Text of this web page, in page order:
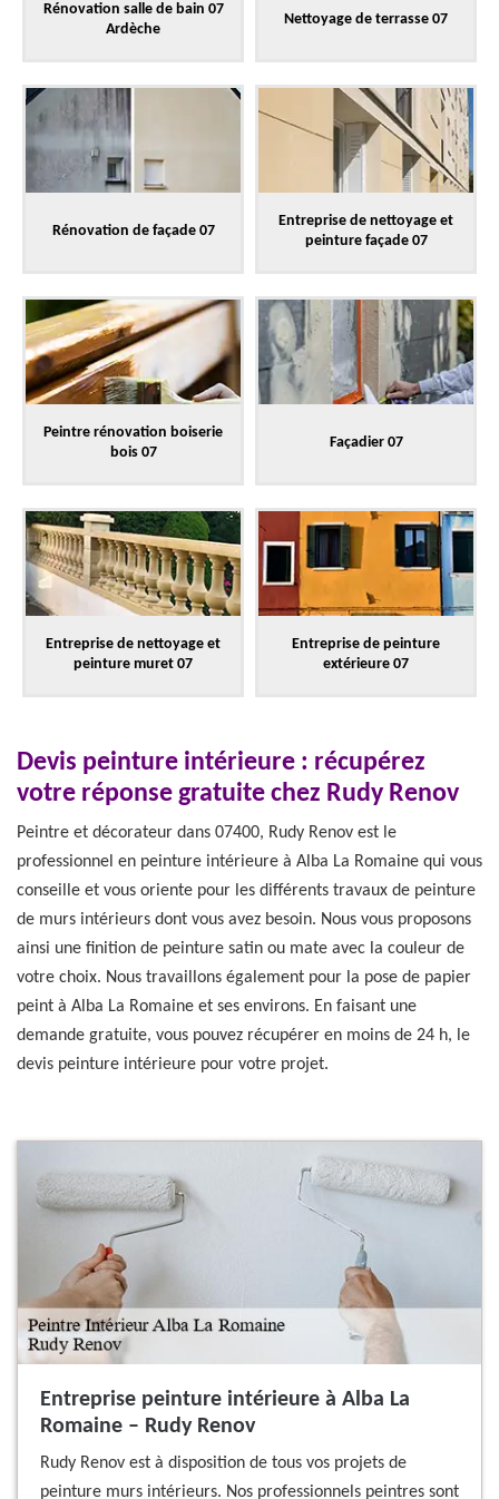
Rénovation salle de bain 07
Ardèche
Nettoyage de terrasse 07
Rénovation de façade 07
Entreprise de nettoyage et
peinture façade 07
Peintre rénovation boiserie
bois 07
Façadier 07
Entreprise de nettoyage et
peinture muret 07
Entreprise de peinture
extérieure 07
Devis peinture intérieure : récupérez
votre réponse gratuite chez Rudy Renov
Peintre et décorateur dans 07400, Rudy Renov est le
professionnel en peinture intérieure à Alba La Romaine qui vous
conseille et vous oriente pour les différents travaux de peinture
de murs intérieurs dont vous avez besoin. Nous vous proposons
ainsi une finition de peinture satin ou mate avec la couleur de
votre choix. Nous travaillons également pour la pose de papier
peint à Alba La Romaine et ses environs. En faisant une
demande gratuite, vous pouvez récupérer en moins de 24 h, le
devis peinture intérieure pour votre projet.
Entreprise peinture intérieure à Alba La
Romaine – Rudy Renov
Rudy Renov est à disposition de tous vos projets de
peinture murs intérieurs. Nos professionnels peintres sont